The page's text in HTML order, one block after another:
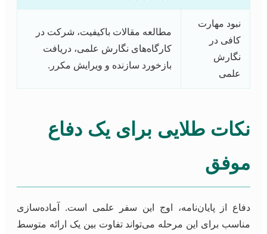
نبود مهارت
کافی در
نگارش
علمی
مطالعه مقالات باکیفیت، شرکت در
کارگاه‌های نگارش علمی، دریافت
بازخورد سازنده و ویرایش مکرر.
نکات طلایی برای یک دفاع
موفق
دفاع از پایان‌نامه، اوج این سفر علمی است. آماده‌سازی
مناسب برای این مرحله می‌تواند تفاوت بین یک ارائه متوسط